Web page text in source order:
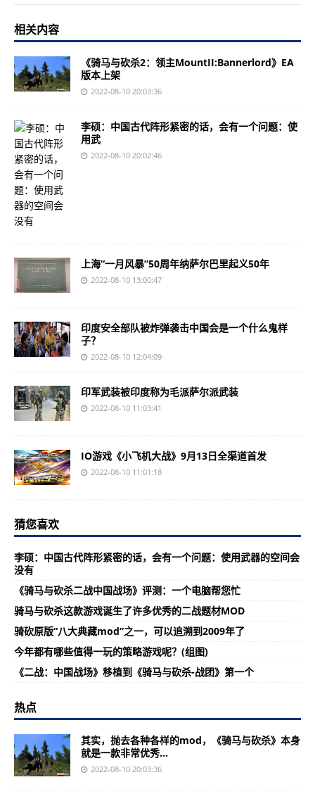
相关内容
《骑马与砍杀2：领主MountII:Bannerlord》EA
版本上架
2022-08-10 20:03:36
李硕：中国古代阵形紧密的话，会有一个问题：使
用武
2022-08-10 20:02:46
上海“一月风暴”50周年纳萨尔巴里起义50年
2022-08-10 13:00:47
印度安全部队被炸弹袭击中国会是一个什么鬼样
子？
2022-08-10 12:04:09
印军武装被印度称为毛派萨尔派武装
2022-08-10 11:03:41
IO游戏《小飞机大战》9月13日全渠道首发
2022-08-10 11:01:18
猜您喜欢
李硕：中国古代阵形紧密的话，会有一个问题：使用武器的空间会
没有
《骑马与砍杀二战中国战场》评测：一个电脑帮您忙
骑马与砍杀这款游戏诞生了许多优秀的二战题材MOD
骑砍原版“八大典藏mod”之一，可以追溯到2009年了
今年都有哪些值得一玩的策略游戏呢？(组图)
《二战：中国战场》移植到《骑马与砍杀-战团》第一个
热点
其实，抛去各种各样的mod，《骑马与砍杀》本身
就是一款非常优秀...
2022-08-10 20:03:36